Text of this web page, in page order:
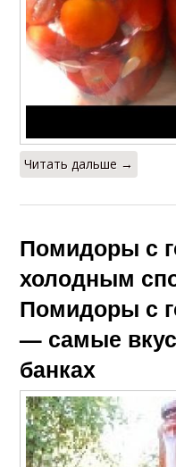
Читать дальше →
Помидоры с
холодным
Помидоры с
— самые
банках